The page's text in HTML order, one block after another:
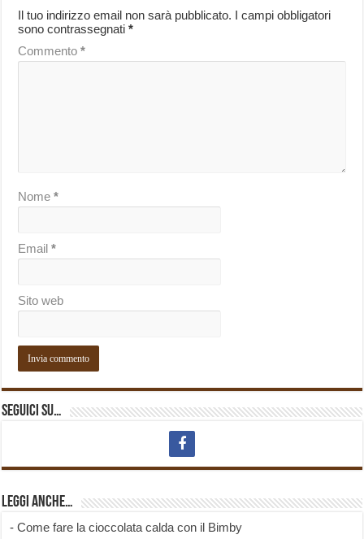
Il tuo indirizzo email non sarà pubblicato. I campi obbligatori
sono contrassegnati*
Commento*
Nome*
Email*
Sito web
Seguici su…
Leggi anche…
-Come fare la cioccolata calda con il Bimby